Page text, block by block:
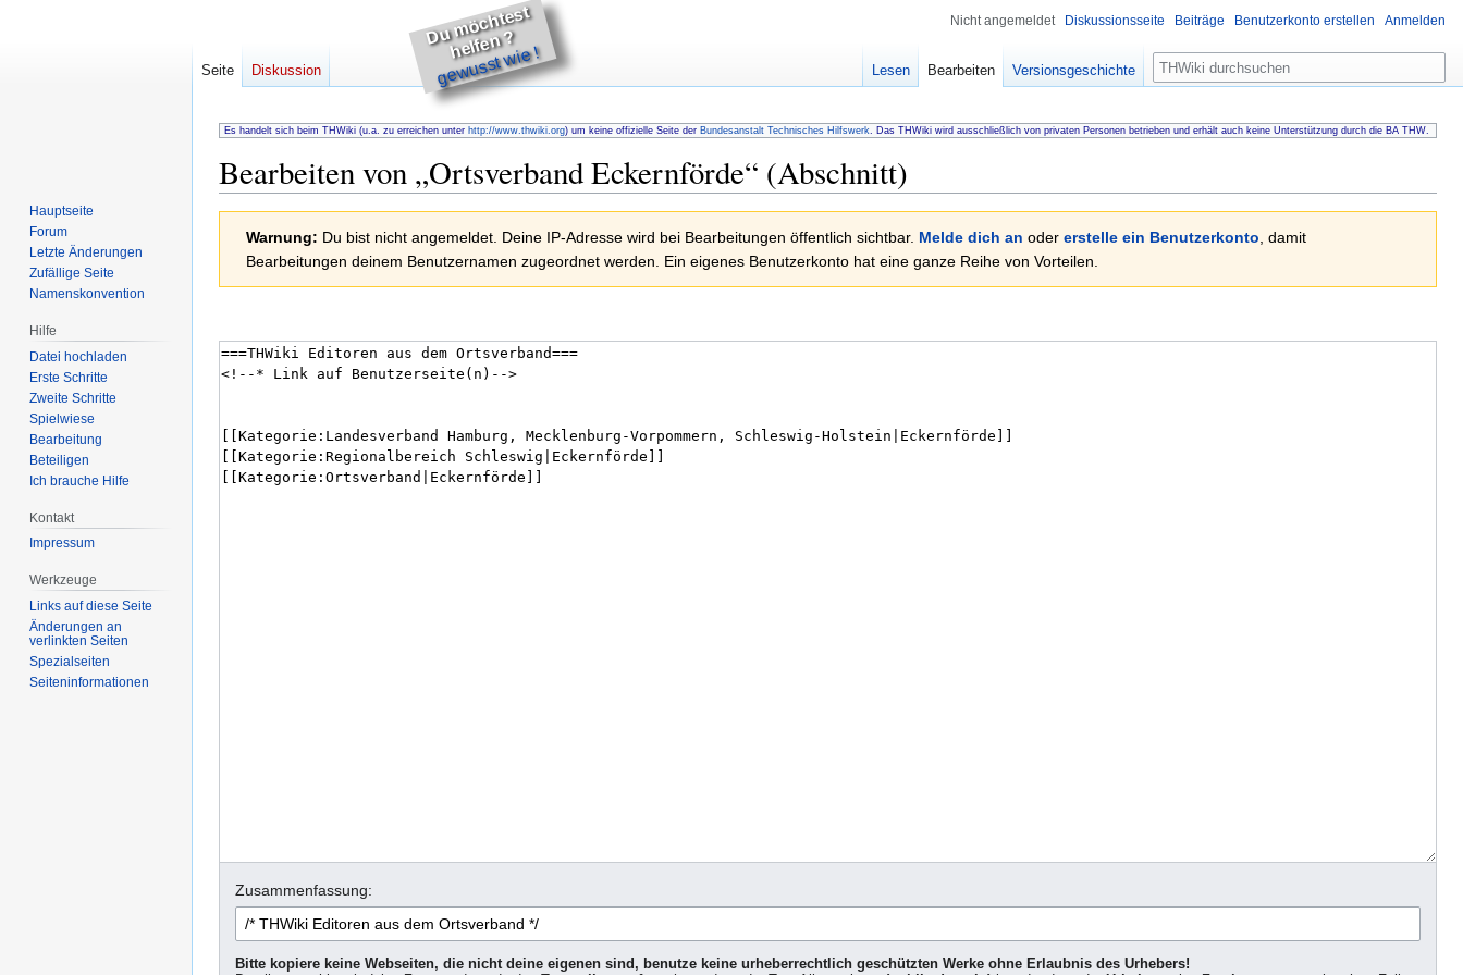
D
u
m
ö
c
ht
e
st
h
elf
e
n
?
gewusst wie !
Es handelt sich beim THWiki (u.a. zu erreichen unter http://www.thwiki.org) um keine offizielle Seite der Bundesanstalt Technisches Hilfswerk . Das THWiki wird ausschließlich von privaten Personen betrieben und erhält auch keine Unterstützung durch die BA THW.
Bearbeiten von „Ortsverband Eckernförde“ (Abschnitt)
Navigation
springen
Suche
springen
Warnung: Du bist nicht angemeldet. Deine IP-Adresse wird bei Bearbeitungen öffentlich sichtbar. Melde dich an oder erstelle ein Benutzerkonto , damit
Bearbeitungen deinem Benutzernamen zugeordnet werden. Ein eigenes Benutzerkonto hat eine ganze Reihe von Vorteilen.
Zusammenfassung:
Bitte kopiere keine Webseiten, die nicht deine eigenen sind, benutze keine urheberrechtlich geschützten Werke ohne Erlaubnis des Urhebers!
Nicht angemeldet Diskussionsseite Beiträge Benutzerkonto erstellen Anmelden
Seite Diskussion Lesen Bearbeiten Versionsgeschichte Suche
Hauptseite
Forum
Letzte Änderungen
Zufällige Seite
Namenskonvention
Hilfe
Datei hochladen
Erste Schritte
Zweite Schritte
Spielwiese
Bearbeitung
Beteiligen
Ich brauche Hilfe
Kontakt
Impressum
Werkzeuge
Links auf diese Seite
Änderungen an
verlinkten Seiten
Spezialseiten
Seiten­informationen